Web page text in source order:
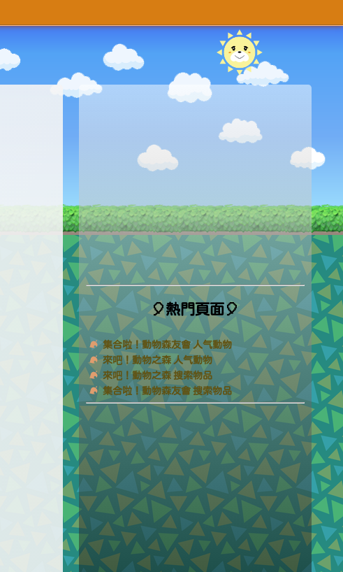
🎈熱門頁面🎈
集合啦！動物森友會 人气動物
來吧！動物之森 人气動物
來吧！動物之森 搜索物品
集合啦！動物森友會 搜索物品